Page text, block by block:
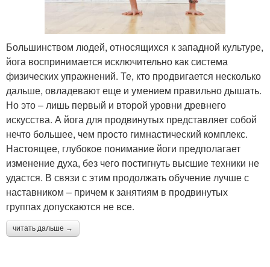
Большинством людей, относящихся к западной культуре,
йога воспринимается исключительно как система
физических упражнений. Те, кто продвигается несколько
дальше, овладевают еще и умением правильно дышать.
Но это – лишь первый и второй уровни древнего
искусства. А йога для продвинутых представляет собой
нечто большее, чем просто гимнастический комплекс.
Настоящее, глубокое понимание йоги предполагает
изменение духа, без чего постигнуть высшие техники не
удастся. В связи с этим продолжать обучение лучше с
наставником – причем к занятиям в продвинутых
группах допускаются не все.
читать дальше →